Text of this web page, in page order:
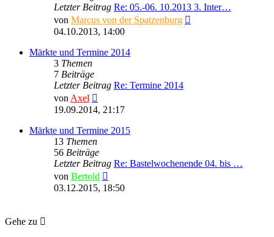
Letzter Beitrag Re: 05.-06. 10.2013 3. Inter…
von Marcus von der Spatzenburg
04.10.2013, 14:00
Märkte und Termine 2014
3 Themen
7 Beiträge
Letzter Beitrag Re: Termine 2014
von Axel
Beitrag
19.09.2014, 21:17
Märkte und Termine 2015
13 Themen
56 Beiträge
Letzter Beitrag Re: Bastelwochenende 04. bis …
von Bertold
Beitrag
03.12.2015, 18:50
Gehe zu